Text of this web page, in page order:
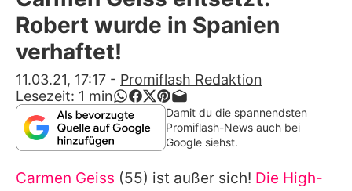
Alle Themen auf Promiflash
App runterladen
Team
Redaktionelle Richtlinien
Impressum
Robert wurde in Spanien
verhaftet!
11.03.21, 17:17 - Promiflash Redaktion
Lesezeit: 1 min
Damit du die spannendsten
Promiflash-News auch bei
Google siehst.
Carmen Geiss (55) ist außer sich! Die High-